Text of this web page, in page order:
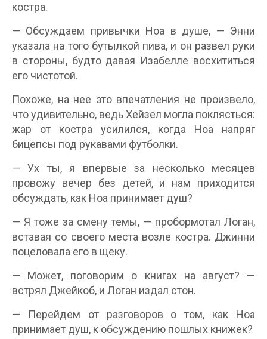
костра.
— Обсуждаем привычки Ноа в душе, — Энни
указала на того бутылкой пива, и он развел руки
в стороны, будто давая Изабелле восхититься
его чистотой.
Похоже, на нее это впечатления не произвело,
что удивительно, ведь Хейзел могла поклясться:
жар от костра усилился, когда Ноа напряг
бицепсы под рукавами футболки.
— Ух ты, я впервые за несколько месяцев
провожу вечер без детей, и нам приходится
обсуждать, как Ноа принимает душ?
— Я тоже за смену темы, — пробормотал Логан,
вставая со своего места возле костра. Джинни
поцеловала его в щеку.
— Может, поговорим о книгах на август? —
встрял Джейкоб, и Логан издал стон.
— Перейдем от разговоров о том, как Ноа
принимает душ, к обсуждению пошлых книжек?